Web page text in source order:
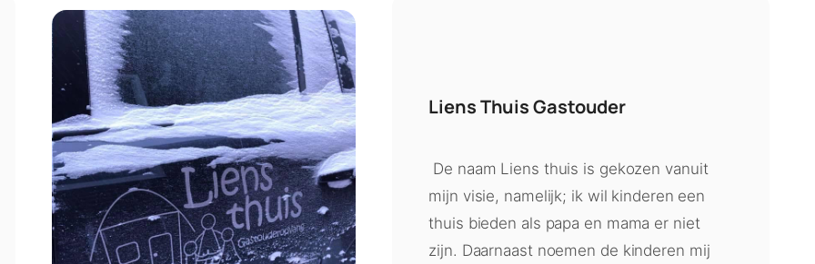
Liens Thuis Gastouder
De naam Liens thuis is gekozen vanuit
mijn visie, namelijk; ik wil kinderen een
thuis bieden als papa en mama er niet
zijn. Daarnaast noemen de kinderen mij